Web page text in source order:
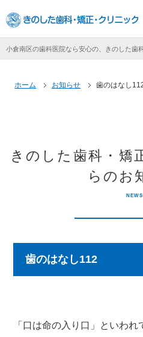
小倉南区の歯科医院なら安心の、きのした歯
ホーム お知らせ 歯のはなし
きのした歯科・矯
らのお
NEWS
歯のはなし112
「口は命の入り口」といわれ